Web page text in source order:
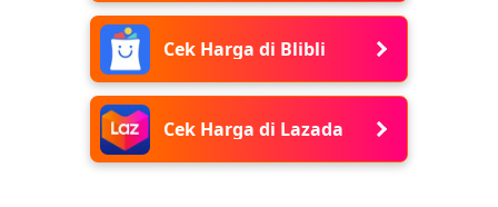
Cek Harga di Blibli
Cek Harga di Lazada